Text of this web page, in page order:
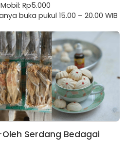
Rp5.000
buka pukul 15.00 – 20.00 WIB
Serdang Bedagai